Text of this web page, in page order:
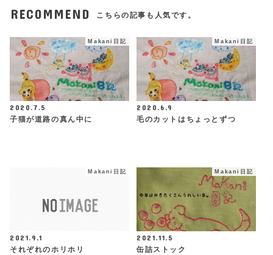
RECOMMEND こちらの記事も人気です。
Makani日記
2020.7.5
子猫が道路の真ん中に
Makani日記
2020.6.9
毛のカットはちょっとずつ
Makani日記
2021.9.1
それぞれのホリホリ
Makani日記
2021.11.5
缶詰ストック